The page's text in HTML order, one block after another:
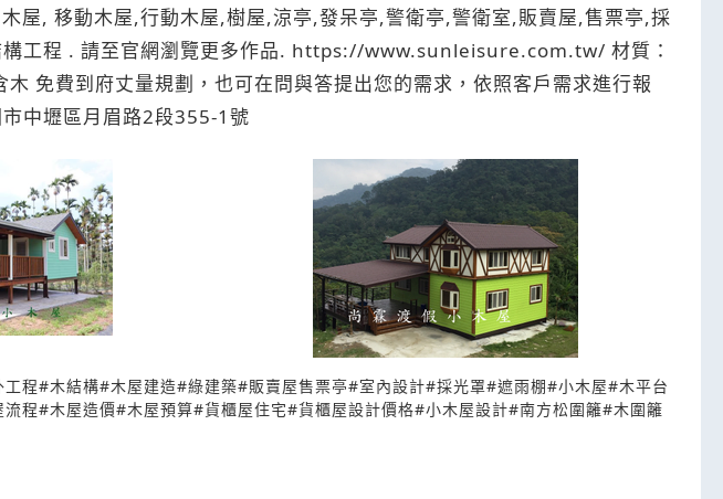
屋, 移動木屋,行動木屋,樹屋,涼亭,發呆亭,警衛亭,警衛室,販賣屋,售票亭,採
工程 . 請至官網瀏覽更多作品. https://www.sunleisure.com.tw/ 材質：
免費到府丈量規劃，也可在問與答提出您的需求，依照客戶需求進行報
中壢區月眉路2段355-1號
工程#木結構#木屋建造#綠建築#販賣屋售票亭#室內設計#採光罩#遮雨棚#小木屋#木平台
流程#木屋造價#木屋預算#貨櫃屋住宅#貨櫃屋設計價格#小木屋設計#南方松圍籬#木圍籬